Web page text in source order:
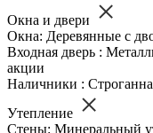
Окна и двери
Окна: Деревянные с
Входная дверь :
акции
Наличники :
Утепление
Стены: Минеральный